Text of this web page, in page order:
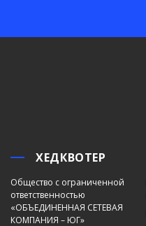
ХЕДКВОТЕР
Общество с ограниченной
ответственностью
«ОБЪЕДИНЕННАЯ СЕТЕВАЯ
КОМПАНИЯ – ЮГ»